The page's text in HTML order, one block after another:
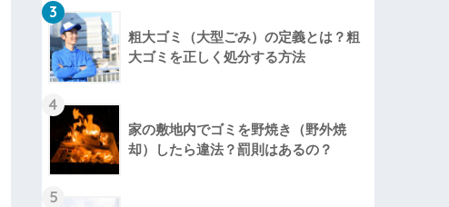
3
粗大ゴミ（大型ごみ）の定義とは？粗
大ゴミを正しく処分する方法
4
家の敷地内でゴミを野焼き（野外焼
却）したら違法？罰則はあるの？
5